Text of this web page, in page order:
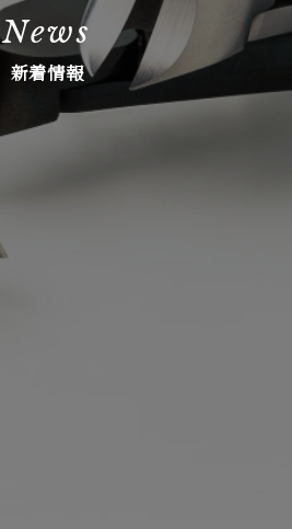
News
新着情報